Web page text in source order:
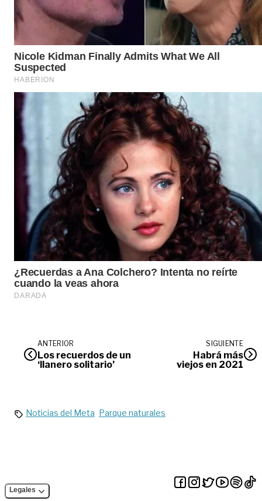
ANTERIOR
Los recuerdos de un
‘llanero solitario’
SIGUIENTE
Habrá más
viejos en 2021
Noticias del Meta Parque naturales
Legales